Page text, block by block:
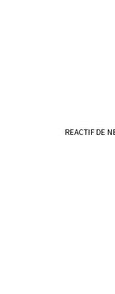
REACTIF DE